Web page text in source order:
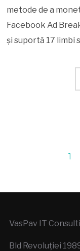
metode de a
Facebook Ad
și suportă 17 limbi
1
VasPav IT
Bld Revoluției